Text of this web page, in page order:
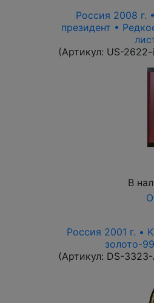
Россия 2008 г.
президент •
(Артикул: US-
В
Россия 2001 г. •
золото-
(Артикул: DS-